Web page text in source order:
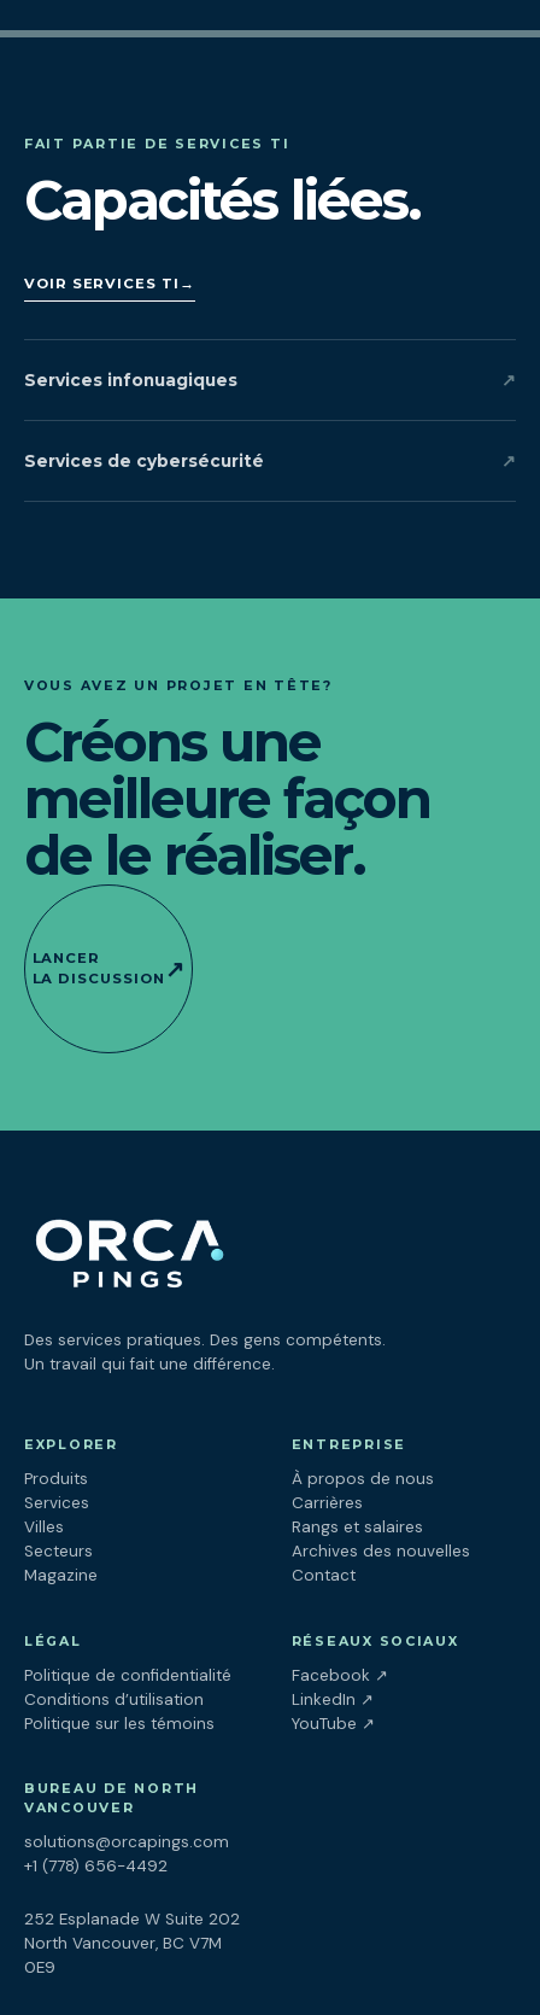
FAIT PARTIE DE SERVICES TI
Capacités liées.
VOIR SERVICES TI →
Services infonuagiques ↗
Services de cybersécurité ↗
VOUS AVEZ UN PROJET EN TÊTE?
Créons une
meilleure façon
de le réaliser.
LANCER
LA DISCUSSION ↗
Des services pratiques. Des gens compétents.
Un travail qui fait une différence.
EXPLORER
Produits
Services
Villes
Secteurs
Magazine
ENTREPRISE
À propos de nous
Carrières
Rangs et salaires
Archives des nouvelles
Contact
LÉGAL
Politique de confidentialité
Conditions d’utilisation
Politique sur les témoins
RÉSEAUX SOCIAUX
Facebook ↗(ouvre dans un
LinkedIn ↗(ouvre dans un
YouTube ↗(ouvre dans un
BUREAU DE NORTH
VANCOUVER
solutions@orcapings.com
+1 (778) 656-4492
252 Esplanade W Suite 202
North Vancouver, BC V7M
0E9